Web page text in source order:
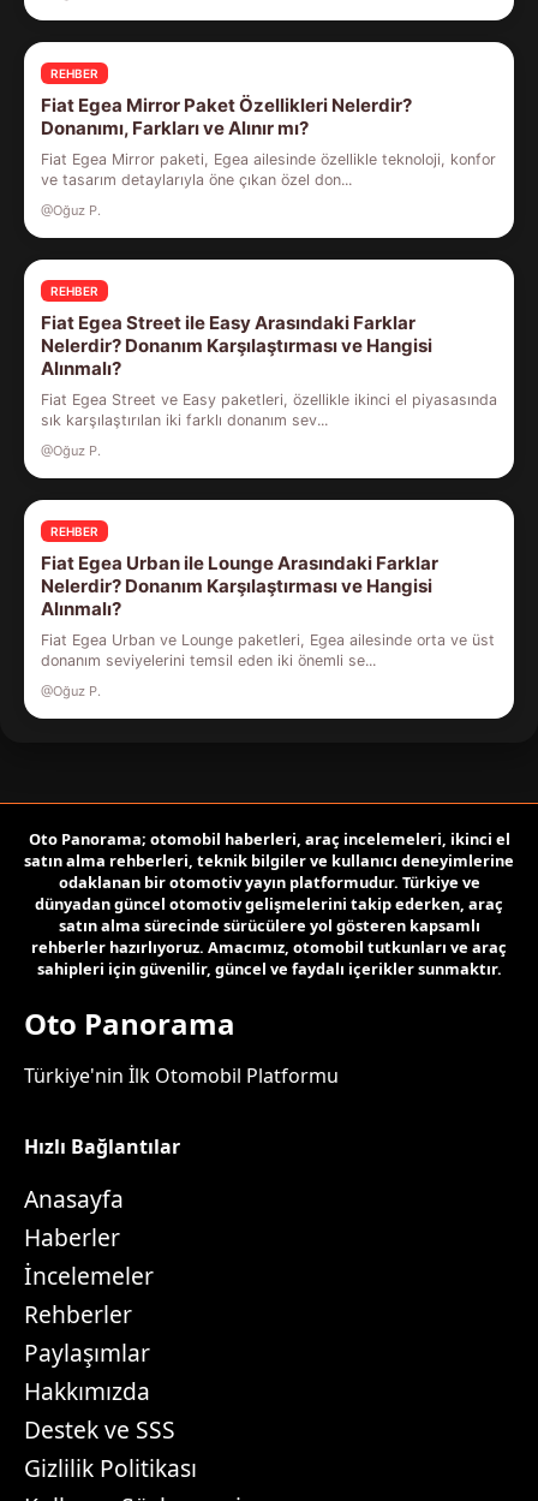
REHBER
Fiat Egea Mirror Paket Özellikleri Nelerdir?
Donanımı, Farkları ve Alınır mı?
Fiat Egea Mirror paketi, Egea ailesinde özellikle teknoloji, konfor
ve tasarım detaylarıyla öne çıkan özel don...
@Oğuz P.
REHBER
Fiat Egea Street ile Easy Arasındaki Farklar
Nelerdir? Donanım Karşılaştırması ve Hangisi
Alınmalı?
Fiat Egea Street ve Easy paketleri, özellikle ikinci el piyasasında
sık karşılaştırılan iki farklı donanım sev...
@Oğuz P.
REHBER
Fiat Egea Urban ile Lounge Arasındaki Farklar
Nelerdir? Donanım Karşılaştırması ve Hangisi
Alınmalı?
Fiat Egea Urban ve Lounge paketleri, Egea ailesinde orta ve üst
donanım seviyelerini temsil eden iki önemli se...
@Oğuz P.
Oto Panorama; otomobil haberleri, araç incelemeleri, ikinci el
satın alma rehberleri, teknik bilgiler ve kullanıcı deneyimlerine
odaklanan bir otomotiv yayın platformudur. Türkiye ve
dünyadan güncel otomotiv gelişmelerini takip ederken, araç
satın alma sürecinde sürücülere yol gösteren kapsamlı
rehberler hazırlıyoruz. Amacımız, otomobil tutkunları ve araç
sahipleri için güvenilir, güncel ve faydalı içerikler sunmaktır.
Oto Panorama
Türkiye'nin İlk Otomobil Platformu
Hızlı Bağlantılar
Anasayfa
Haberler
İncelemeler
Rehberler
Paylaşımlar
Hakkımızda
Destek ve SSS
Gizlilik Politikası